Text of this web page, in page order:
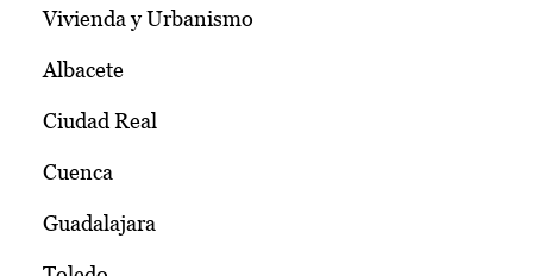
Vivienda y Urbanismo
Albacete
Ciudad Real
Cuenca
Guadalajara